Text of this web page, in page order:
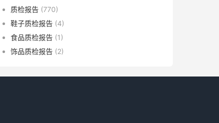
质检报告 (770)
鞋子质检报告 (4)
食品质检报告 (1)
饰品质检报告 (2)